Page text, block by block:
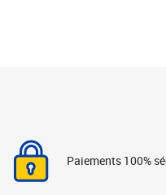
Paiements 100%